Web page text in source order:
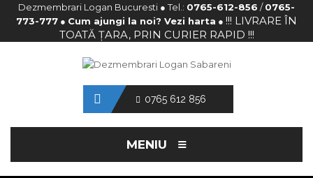
Dezmembrari Logan Bucuresti ● Tel.: 0765-612-856 /0765-
773-777 ● Cum ajungi la noi? Vezi harta ● !!! LIVRARE ÎN
TOATĂ ȚARA, PRIN CURIER RAPID !!!
0765 612 856
MENIU ≡